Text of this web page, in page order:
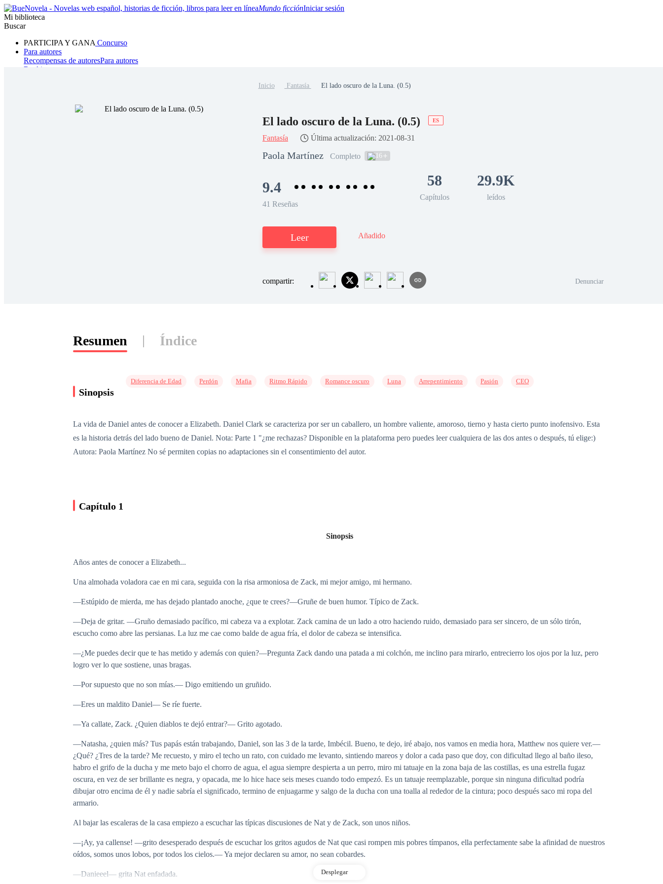
Mundo ficciónIniciar sesión
Mi biblioteca
Buscar
PARTICIPA Y GANA Concurso
Para autores
Recompensas de autoresPara autores
Ranking
Hombre lobo Mafia Sistema Fantasía Urbano
Inicio Fantasía El lado oscuro de la Luna. (0.5)
El lado oscuro de la Luna. (0.5) ES
Fantasía Última actualización: 2021-08-31
Paola Martínez Completo 16
9.4
41 Reseñas
58
Capítulos
29.9K
leídos
Leer Añadido
compartir: Denunciar
Resumen Índice
Sinopsis
Diferencia de Edad Perdón Mafia Ritmo Rápido Romance oscuro Luna Arrepentimiento Pasión CEO
La vida de Daniel antes de conocer a Elizabeth. Daniel Clark se caracteriza por ser un caballero, un hombre valiente, amoroso, tierno y hasta cierto punto inofensivo. Esta
es la historia detrás del lado bueno de Daniel. Nota: Parte 1 "¿me rechazas? Disponible en la plataforma pero puedes leer cualquiera de las dos antes o después, tú elige:)
Autora: Paola Martínez No sé permiten copias no adaptaciones sin el consentimiento del autor.
Capítulo 1
Sinopsis
Años antes de conocer a Elizabeth...
Una almohada voladora cae en mi cara, seguida con la risa armoniosa de Zack, mi mejor amigo, mi hermano.
—Estúpido de mierda, me has dejado plantado anoche, ¿que te crees?—Gruñe de buen humor. Típico de Zack.
—Deja de gritar. —Gruño demasiado pacífico, mi cabeza va a explotar. Zack camina de un lado a otro haciendo ruido, demasiado para ser sincero, de un sólo tirón,
escucho como abre las persianas. La luz me cae como balde de agua fría, el dolor de cabeza se intensifica.
—¿Me puedes decir que te has metido y además con quien?—Pregunta Zack dando una patada a mi colchón, me inclino para mirarlo, entrecierro los ojos por la luz, pero
logro ver lo que sostiene, unas bragas.
—Por supuesto que no son mías.— Digo emitiendo un gruñido.
—Eres un maldito Daniel— Se ríe fuerte.
—Ya callate, Zack. ¿Quien diablos te dejó entrar?— Grito agotado.
—Natasha, ¿quien más? Tus papás están trabajando, Daniel, son las 3 de la tarde, Imbécil. Bueno, te dejo, iré abajo, nos vamos en media hora, Matthew nos quiere ver.—
¿Qué? ¿Tres de la tarde? Me recuesto, y miro el techo un rato, con cuidado me levanto, sintiendo mareos y dolor a cada paso que doy, con dificultad llego al baño ileso,
habro el grifo de la ducha y me meto bajo el chorro de agua, el agua siempre despierta a un perro, miro mi tatuaje en la zona baja de las costillas, es una estrella fugaz
oscura, en vez de ser brillante es negra, y opacada, me lo hice hace seis meses cuando todo empezó. Es un tatuaje reemplazable, porque sin ninguna dificultad podría
dibujar otro encima de él y nadie sabría el significado, termino de enjuagarme y salgo de la ducha con una toalla al rededor de la cintura; poco después saco mi ropa del
armario.
Al bajar las escaleras de la casa empiezo a escuchar las típicas discusiones de Nat y de Zack, son unos niños.
—¡Ay, ya callense! —grito desesperado después de escuchar los gritos agudos de Nat que casi rompen mis pobres tímpanos, ella perfectamente sabe la afinidad de nuestros
oídos, somos unos lobos, por todos los cielos.— Ya mejor declaren su amor, no sean cobardes.
—Danieeel— grita Nat enfadada. Desplegar